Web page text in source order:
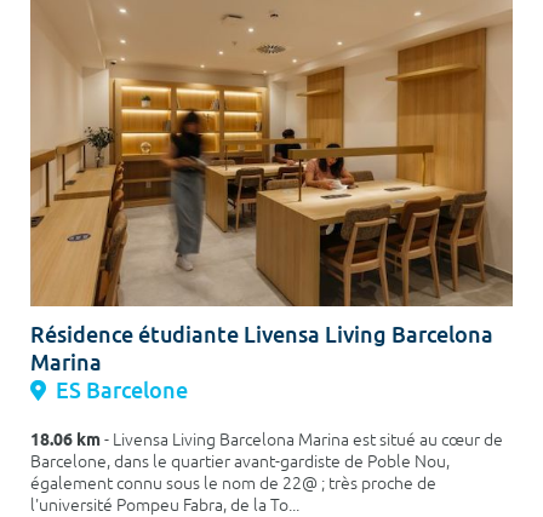
Résidence étudiante Livensa Living Barcelona
Marina
ES Barcelone
18.06 km- Livensa Living Barcelona Marina est situé au cœur de
Barcelone, dans le quartier avant-gardiste de Poble Nou,
également connu sous le nom de 22@ ; très proche de
l'université Pompeu Fabra, de la To...